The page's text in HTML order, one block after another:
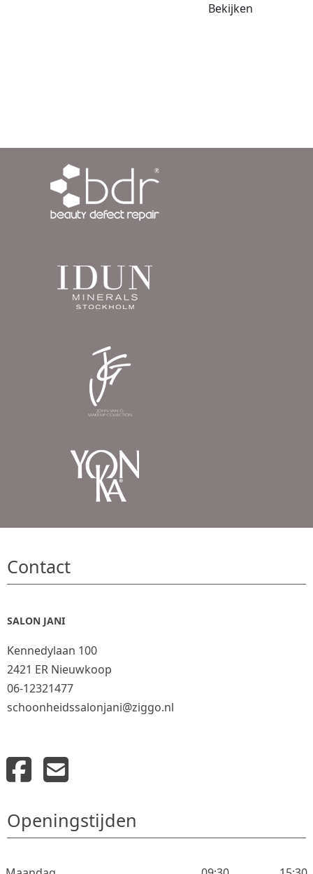
Bekijken
Contact
SALON JANI
Kennedylaan 100
2421 ER Nieuwkoop
06-12321477
schoonheidssalonjani@ziggo.nl
Openingstijden